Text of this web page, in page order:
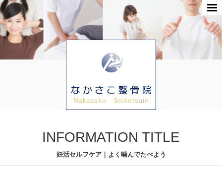
INFORMATION TITLE
妊活セルフケア｜よく噛んでたべよう